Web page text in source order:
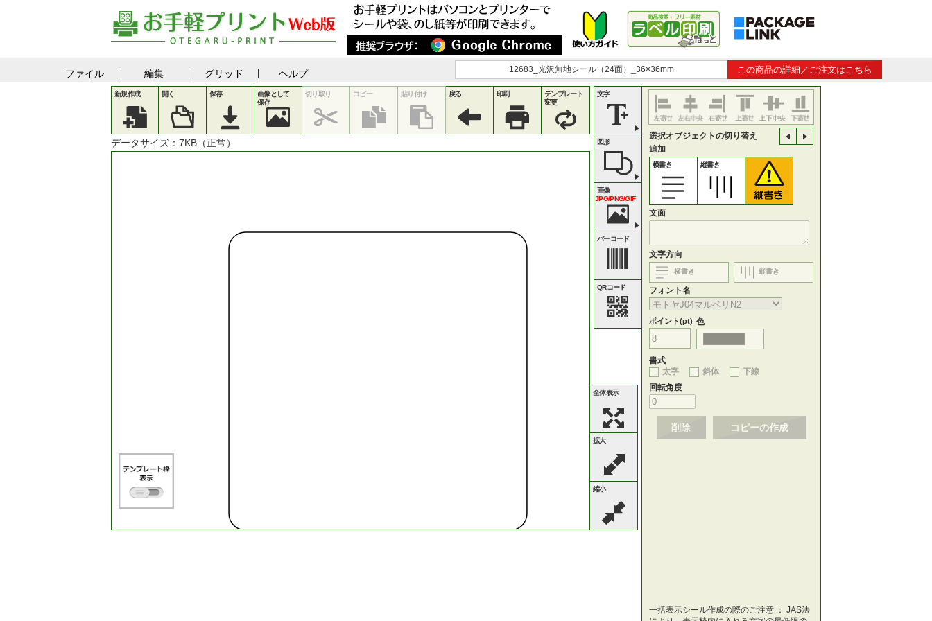
ファイル 編集 グリッド ヘルプ 12683_光沢無地シール（24面）_36×36mm この商品の詳細／ご注文はこちら
新規作成 開く 保存
画像として
保存
切り取り コピー 貼り付け 戻る 印刷
テンプレート
変更
データサイズ： 7KB（正常）
全体表示
拡大
縮小
文字
図形
画像
JPG/PNG/GIF
バーコード
QRコード
選択オブジェクトの切り替え
追加
横書き 縦書き
文面
文字方向
横書き 縦書き
フォント名
ポイント(pt) 色
書式
太字
斜体
下線
回転角度
削除 コピーの作成
一括表示シール作成の際のご注意 ： JAS法